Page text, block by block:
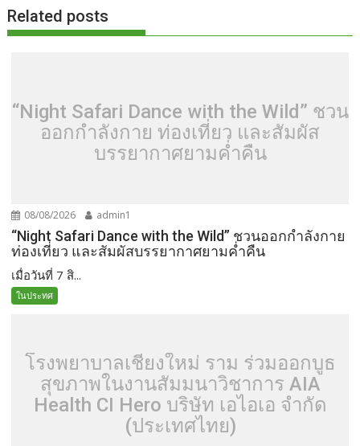
o
k k
Related posts
“Night Safari Dance with the Wild” ชวน
ออกกำลังกาย ท่องเที่ยว และสัมผัส
บรรยากาศยามค่ำคืน
08/08/2026 admin1
“Night Safari Dance with the Wild” ชวนออกกำลังกาย
ท่องเที่ยว และสัมผัสบรรยากาศยามค่ำคืน
เมื่อวันที่ 7 สิ...
ในประทศ
โรงพยาบาลเชียงใหม่ ราม ร่วมออกบูธ
สุขภาพในงานสัมมนาวิชาการ AIA
Health CI Hero บริษัท เอไอเอ จำกัด
(ประเทศไทย)